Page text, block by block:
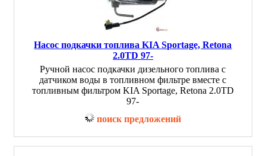
Насос подкачки топлива KIA Sportage, Retona
2.0TD 97-
Ручной насос подкачки дизельного топлива с
датчиком воды в топливном фильтре вместе с
топливным фильтром KIA Sportage, Retona 2.0TD
97-
поиск предложений